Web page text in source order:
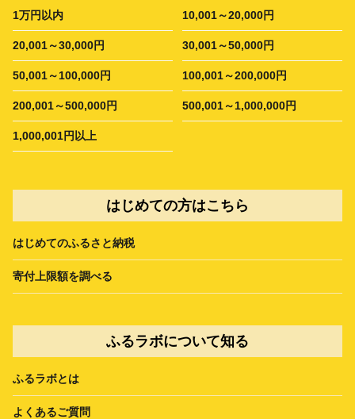
1万円以内 10,001～20,000円
20,001～30,000円 30,001～50,000円
50,001～100,000円 100,001～200,000円
200,001～500,000円 500,001～1,000,000円
1,000,001円以上
はじめての方はこちら
はじめてのふるさと納税
寄付上限額を調べる
ふるラボについて知る
ふるラボとは
よくあるご質問